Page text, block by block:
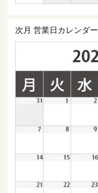
次月 営業日カレンダー